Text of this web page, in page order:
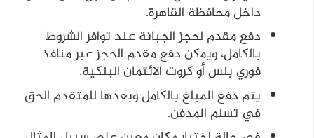
داخل محافظة القاهرة.
دفع مقدم لحجز الجبانة عند توافر الشروط
بالكامل، ويمكن دفع مقدم الحجز عبر منافذ
فوري بلس أو كروت الائتمان البنكية.
يتم دفع المبلغ بالكامل وبعدها للمتقدم الحق
في تسلم المدفن.